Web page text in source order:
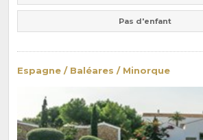
Pas d'enfant
Espagne / Baléares / Minorque